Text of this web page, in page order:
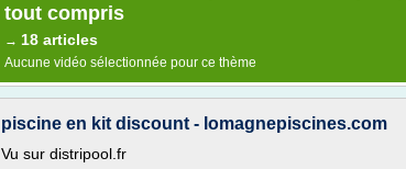
tout compris
→ 18 articles
Aucune vidéo sélectionnée pour ce thème
piscine en kit discount - lomagnepiscines.com
Vu sur distripool.fr